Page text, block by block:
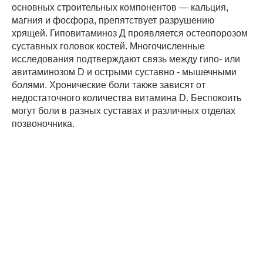
основных строительных компонентов — кальция,
магния и фосфора, препятствует разрушению
хрящей. Гиповитаминоз Д проявляется остеопорозом
суставных головок костей. Многочисленные
исследования подтверждают связь между гипо- или
авитаминозом D и острыми суставно - мышечными
болями. Хронические боли также зависят от
недостаточного количества витамина D. Беспокоить
могут боли в разных суставах и различных отделах
позвоночника.